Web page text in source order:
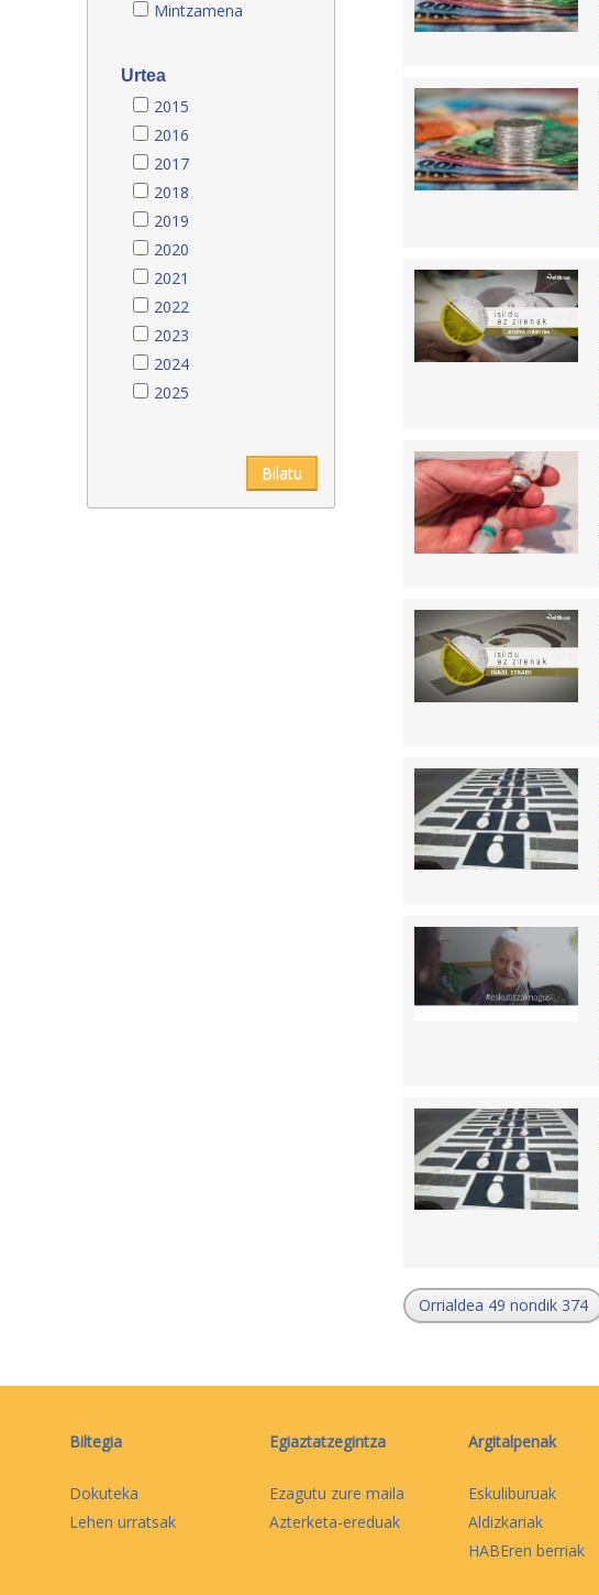
Mintzamena
Urtea
2015
2016
2017
2018
2019
2020
2021
2022
2023
2024
2025
Bilatu
Orrialdea 49 nondik 374
Biltegia
Dokuteka
Lehen urratsak
Egiaztatzegintza
Ezagutu zure maila
Azterketa-ereduak
Argitalpenak
Eskuliburuak
Aldizkariak
HABEren berriak